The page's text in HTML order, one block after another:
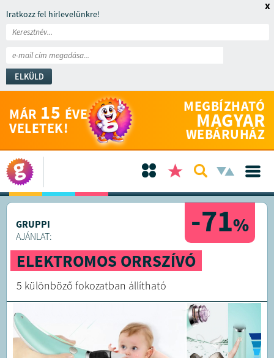
Iratkozz fel hírlevelünkre!
ELKÜLD
x
MÁR 15 ÉVE
VELETEK!
MEGBÍZHATÓ
MAGYAR
WEBÁRUHÁZ
-71%
GRUPPI
AJÁNLAT:
ELEKTROMOS ORRSZÍVÓ
5 különböző fokozatban állítható